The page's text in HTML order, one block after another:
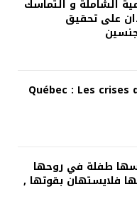
الشاملة و التماسك
على تحقيق
Québec : Les crises
طفلة في روحها
فلايستهان بقوتها ,